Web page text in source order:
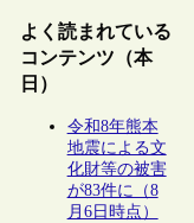
よく読まれている
コンテンツ（本
日）
令和8年熊本
地震による文
化財等の被害
が83件に（8
月6日時点）